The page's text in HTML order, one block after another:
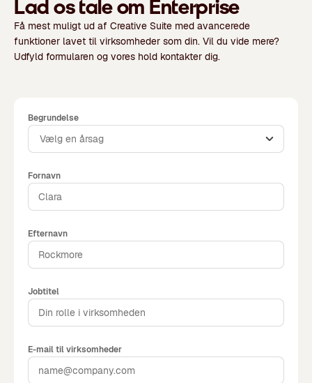
Lad os tale om Enterprise
Få mest muligt ud af Creative Suite med avancerede
funktioner lavet til virksomheder som din. Vil du vide mere?
Udfyld formularen og vores hold kontakter dig.
Begrundelse
Vælg en årsag
Fornavn
Efternavn
Jobtitel
E-mail til virksomheder